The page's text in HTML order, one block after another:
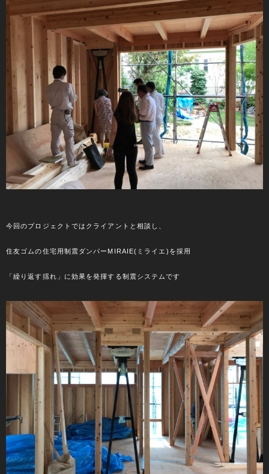
今回のプロジェクトではクライアントと相談し、
住友ゴムの住宅用制震ダンパーMIRAIE(ミライエ)を採用
「繰り返す揺れ」に効果を発揮する制震システムです